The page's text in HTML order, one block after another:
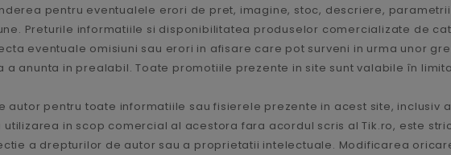
pentru eventualele erori de pret, imagine, stoc, descriere,
Preturile informatiile si disponibilitatea produselor comercializate de
eventuale omisiuni sau erori in afisare care pot surveni in urma unor
a anunta in prealabil. Toate promotiile prezente in site sunt valabile în
autor pentru toate informatiile sau fisierele prezente in acest site,
in scop comercial al acestora fara acordul scris al Tik.ro, este
a drepturilor de autor sau a proprietatii intelectuale. Modificarea